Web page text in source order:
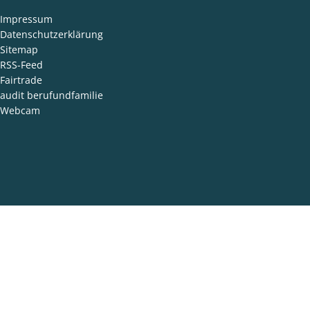
Impressum
Datenschutzerklärung
Sitemap
RSS-Feed
Fairtrade
audit berufundfamilie
Webcam